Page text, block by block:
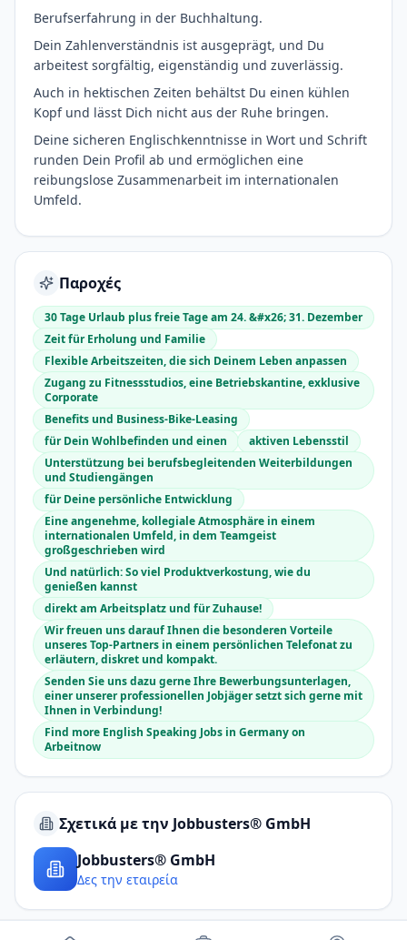
Berufserfahrung in der Buchhaltung.
Dein Zahlenverständnis ist ausgeprägt, und Du
arbeitest sorgfältig, eigenständig und zuverlässig.
Auch in hektischen Zeiten behältst Du einen kühlen
Kopf und lässt Dich nicht aus der Ruhe bringen.
Deine sicheren Englischkenntnisse in Wort und Schrift
runden Dein Profil ab und ermöglichen eine
reibungslose Zusammenarbeit im internationalen
Umfeld.
Παροχές
30 Tage Urlaub plus freie Tage am 24. &#x26; 31. Dezember
Zeit für Erholung und Familie
Flexible Arbeitszeiten, die sich Deinem Leben anpassen
Zugang zu Fitnessstudios, eine Betriebskantine, exklusive
Corporate
Benefits und Business-Bike-Leasing
für Dein Wohlbefinden und einen
aktiven Lebensstil
Unterstützung bei berufsbegleitenden Weiterbildungen
und Studiengängen
für Deine persönliche Entwicklung
Eine angenehme, kollegiale Atmosphäre in einem
internationalen Umfeld, in dem Teamgeist
großgeschrieben wird
Und natürlich: So viel Produktverkostung, wie du
genießen kannst
direkt am Arbeitsplatz und für Zuhause!
Wir freuen uns darauf Ihnen die besonderen Vorteile
unseres Top-Partners in einem persönlichen Telefonat zu
erläutern, diskret und kompakt.
Senden Sie uns dazu gerne Ihre Bewerbungsunterlagen,
einer unserer professionellen Jobjäger setzt sich gerne mit
Ihnen in Verbindung!
Find more English Speaking Jobs in Germany on
Arbeitnow
Σχετικά με την Jobbusters® GmbH
Jobbusters® GmbH
Δες την εταιρεία